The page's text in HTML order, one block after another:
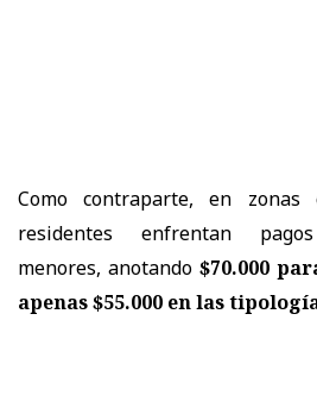
Como contraparte, en zonas
residentes enfrentan pagos
menores, anotando$70.000
apenas $55.000 en las